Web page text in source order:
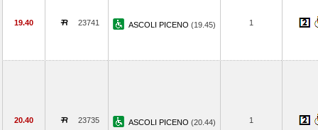
19.40 23741 ASCOLI PICENO (19.45) 1
20.40 23735 ASCOLI PICENO (20.44) 1